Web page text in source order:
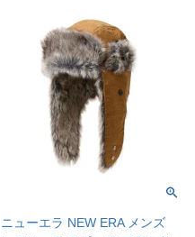
ニューエラ NEW ERA メンズ